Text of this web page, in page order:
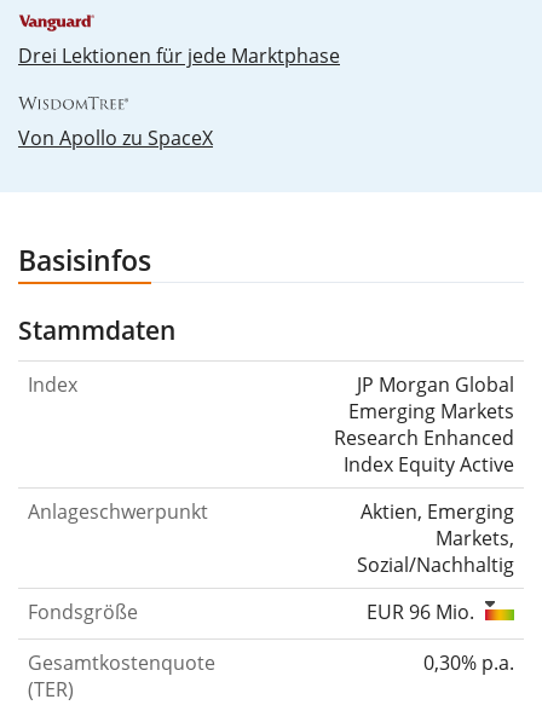
Drei Lektionen für jede Marktphase
Von Apollo zu SpaceX
Basisinfos
Stammdaten
Index
JP Morgan Global
Emerging Markets
Research Enhanced
Index Equity Active
Anlageschwerpunkt
Aktien, Emerging
Markets,
Sozial/Nachhaltig
Fondsgröße
EUR 96 Mio.
Gesamtkostenquote
(TER)
0,30% p.a.